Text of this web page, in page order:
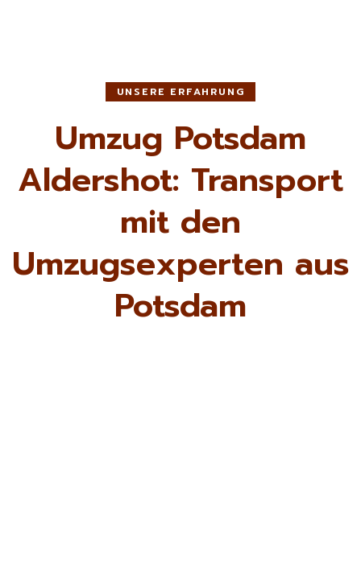
UNSERE ERFAHRUNG
Umzug Potsdam
Aldershot: Transport
mit den
Umzugsexperten aus
Potsdam